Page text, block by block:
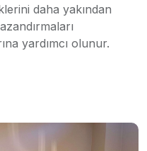
daha yakından
yardımcı olunur.